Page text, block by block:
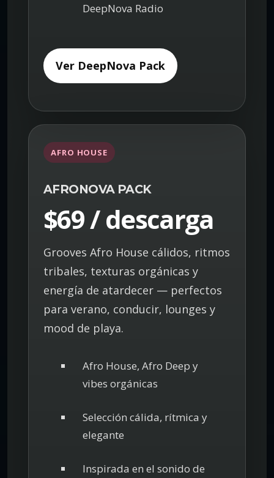
DeepNova Radio
Ver DeepNova Pack
AFRO HOUSE
AFRONOVA PACK
$69 / descarga
Grooves Afro House cálidos, ritmos
tribales, texturas orgánicas y
energía de atardecer — perfectos
para verano, conducir, lounges y
mood de playa.
Afro House, Afro Deep y
vibes orgánicas
Selección cálida, rítmica y
elegante
Inspirada en el sonido de